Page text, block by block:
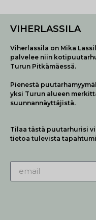
VIHERLASSILA
Viherlassila on Mika
palvelee niin
Turun Pitkämäessä.
Pienestä
yksi Turun alueen
suunnannäyttäjistä.
Tilaa tästä puutarhurisi
tietoa tulevista